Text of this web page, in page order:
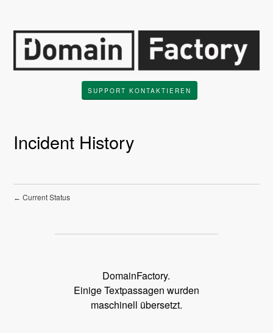
SUPPORT KONTAKTIEREN
Incident History
← Current Status
DomainFactory.
Einige Textpassagen wurden
maschinell übersetzt.